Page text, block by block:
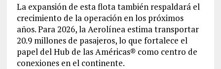
La expansión de esta flota también respaldará el
crecimiento de la operación en los próximos
años. Para 2026, la Aerolínea estima transportar
20.9 millones de pasajeros, lo que fortalece el
papel del Hub de las Américas® como centro de
conexiones en el continente.